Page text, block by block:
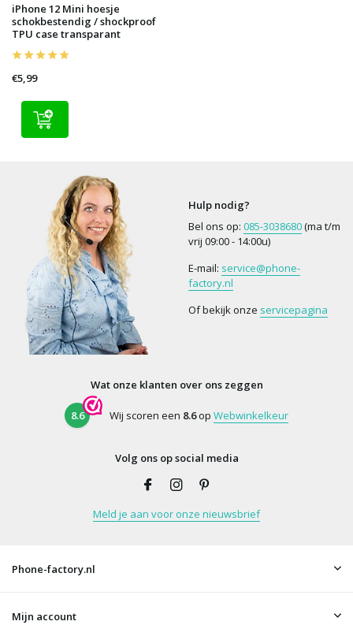
iPhone 12 Mini hoesje
schokbestendig / shockproof
TPU case transparant
€5,99
Hulp nodig?
Bel ons op: 085-3038680(ma t/m
vrij 09:00 - 14:00u)
E-mail: service@phone-
factory.nl
Of bekijk onze servicepagina
Wat onze klanten over ons zeggen
8.6 Wij scoren een 8.6op Webwinkelkeur
Volg ons op social media
Meld je aan voor onze nieuwsbrief
Phone-factory.nl
Mijn account